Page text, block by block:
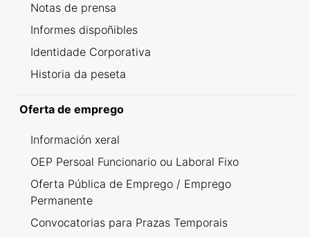
Notas de prensa
Informes dispoñibles
Identidade Corporativa
Historia da peseta
Oferta de emprego
Información xeral
OEP Persoal Funcionario ou Laboral Fixo
Oferta Pública de Emprego / Emprego
Permanente
Convocatorias para Prazas Temporais